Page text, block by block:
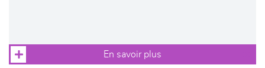
En savoir plus